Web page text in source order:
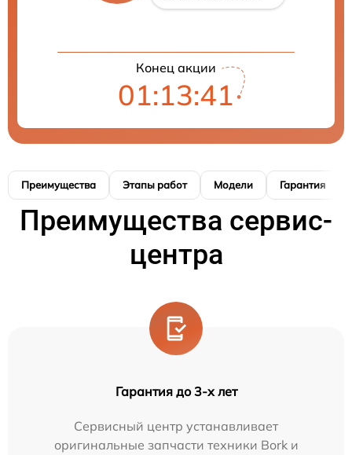
Конец акции
01:13:40
Преимущества Этапы работ Модели Гарантия
Преимущества сервис-
центра
Гарантия до 3-х лет
Сервисный центр устанавливает
оригинальные запчасти техники Bork и